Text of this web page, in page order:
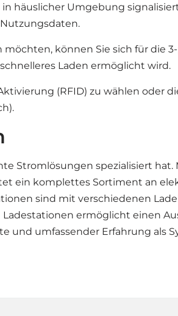
häuslicher Umgebung
können Sie sich für die
Laden ermöglicht wird.
(RFID) zu wählen oder
Stromlösungen spezialisiert
ein komplettes Sortiment an
sind mit verschiedenen
ermöglicht einen
und umfassender Erfahrung als